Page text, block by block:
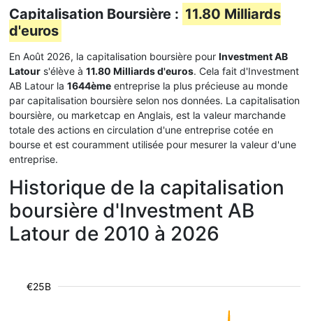
Capitalisation Boursière : 11.80 Milliards
d'euros
En Août 2026, la capitalisation boursière pour Investment AB
Latour s'élève à 11.80 Milliards d'euros. Cela fait d'Investment
AB Latour la 1644ème entreprise la plus précieuse au monde
par capitalisation boursière selon nos données. La capitalisation
boursière, ou marketcap en Anglais, est la valeur marchande
totale des actions en circulation d'une entreprise cotée en
bourse et est couramment utilisée pour mesurer la valeur d'une
entreprise.
Historique de la capitalisation
boursière d'Investment AB
Latour de 2010 à 2026
€25B